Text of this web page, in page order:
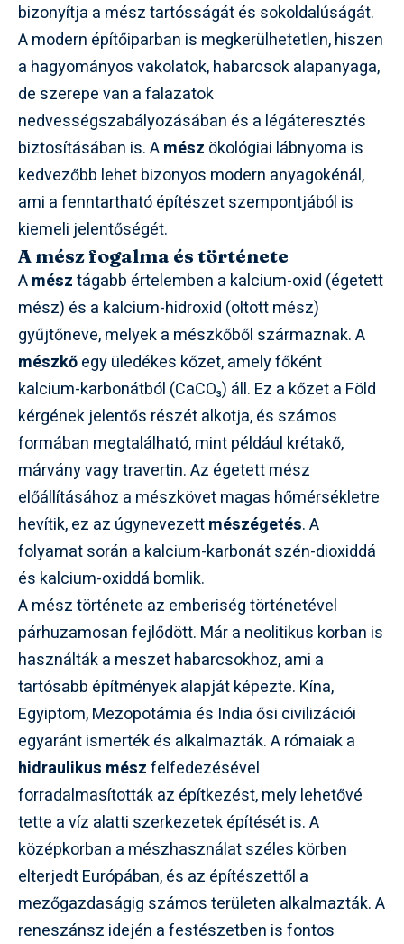
bizonyítja a mész tartósságát és sokoldalúságát.
A modern építőiparban is megkerülhetetlen, hiszen
a hagyományos vakolatok, habarcsok alapanyaga,
de szerepe van a falazatok
nedvességszabályozásában és a légáteresztés
biztosításában is. Amész ökológiai lábnyoma is
kedvezőbb lehet bizonyos modern anyagokénál,
ami a fenntartható építészet szempontjából is
kiemeli jelentőségét.
A mész fogalma és története
Amésztágabb értelemben a kalcium-oxid (égetett
mész) és a kalcium-hidroxid (oltott mész)
gyűjtőneve, melyek a mészkőből származnak. A
mészkőegy üledékes kőzet, amely főként
kalcium-karbonátból (CaCO₃) áll. Ez a kőzet a Föld
kérgének jelentős részét alkotja, és számos
formában megtalálható, mint például krétakő,
márvány vagy travertin. Az égetett mész
előállításához a mészkövet magas hőmérsékletre
hevítik, ez az úgynevezettmészégetés. A
folyamat során a kalcium-karbonát szén-dioxiddá
és kalcium-oxiddá bomlik.
A mész története az emberiség történetével
párhuzamosan fejlődött. Már a neolitikus korban is
használták a meszet habarcsokhoz, ami a
tartósabb építmények alapját képezte. Kína,
Egyiptom, Mezopotámia és India ősi civilizációi
egyaránt ismerték és alkalmazták. A rómaiak a
hidraulikus mészfelfedezésével
forradalmasították az építkezést, mely lehetővé
tette a víz alatti szerkezetek építését is. A
középkorban a mészhasználat széles körben
elterjedt Európában, és az építészettől a
mezőgazdaságig számos területen alkalmazták. A
reneszánsz idején a festészetben is fontos